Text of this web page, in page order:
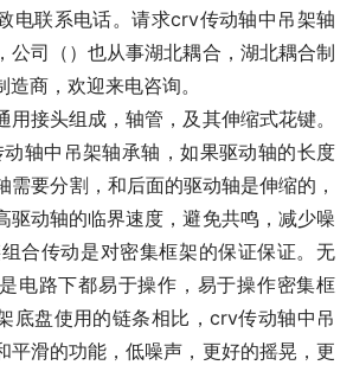
电联系电话。请求crv传动轴中吊架轴
公司（）也从事湖北耦合，湖北耦合制
商，欢迎来电咨询。
接头组成，轴管，及其伸缩式花键。
轴中吊架轴承轴，如果驱动轴的长度
需要分割，和后面的驱动轴是伸缩的，
驱动轴的临界速度，避免共鸣，减少噪
合传动是对密集框架的保证保证。无
电路下都易于操作，易于操作密集框
底盘使用的链条相比，crv传动轴中吊
平滑的功能，低噪声，更好的摇晃，更